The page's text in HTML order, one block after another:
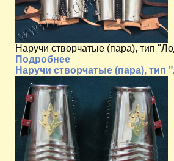
Наручи створчатые (пара), тип
Подробнее
Наручи створчатые (пара), тип